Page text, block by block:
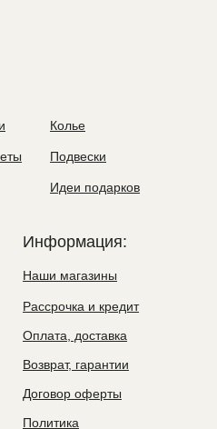
Информация:
Политика
Колье
Подвески
Идеи подарков
Наши магазины
Рассрочка и кредит
Оплата, доставка
Возврат, гарантии
Договор оферты